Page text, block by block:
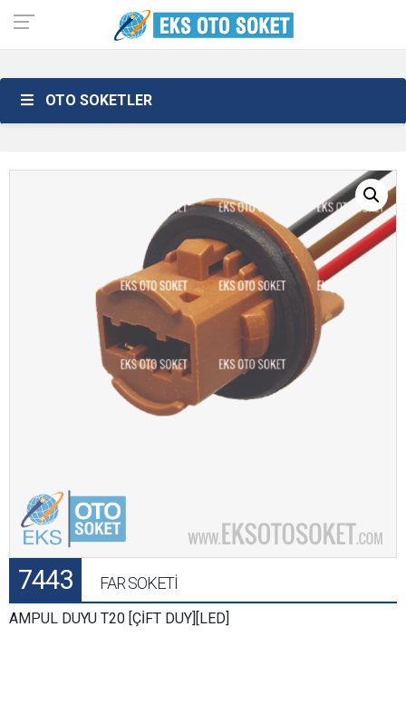
OTO SOKETLER
7443 FAR SOKETİ
AMPUL DUYU T20 [ÇİFT DUY][LED]